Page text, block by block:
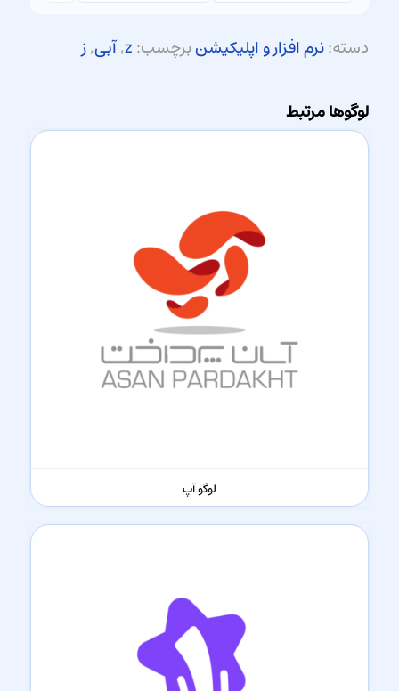
دسته:نرم افزار و اپلیکیشنبرچسب:z
,آبی,ز
لوگوها مرتبط
لوگو آپ